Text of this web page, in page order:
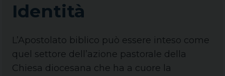
Identità
L’Apostolato biblico può essere inteso come
quel settore dell’azione pastorale della
Chiesa diocesana che ha a cuore la